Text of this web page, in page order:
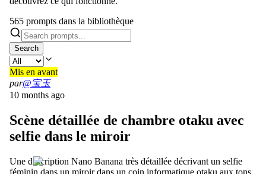
565 prompts dans la bibliothèque
Search
Mis en avant
par@宝玉
10 months ago
Scène détaillée de chambre otaku avec
selfie dans le miroir
Une description Nano Banana très détaillée décrivant un selfie
féminin dans un miroir dans un coin informatique otaku aux tons